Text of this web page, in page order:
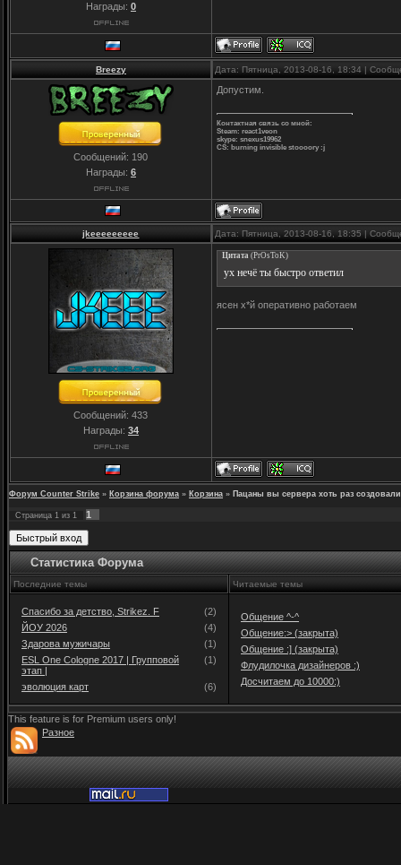
Награды: 0
Breezy Дата: Пятница, 2013-08-16, 18:34 |
Сообщений: 190
Награды: 6
Допустим.
Контактная связь со мной:
Steam: react1veon
skype: snexus19962
CS: burning invisible stoooory :j
jkeeeeeeeee Дата: Пятница, 2013-08-16, 18:35 |
Сообщений:433
Награды: 34
Цитата (PrOsToK)
ух нечё ты быстро ответил
ясен х*й оперативно работаем
Форум Counter Strike » Корзина форума » Корзина » Пацаны вы сервера хоть раз
Страница 1 из 1 1
Статистика Форума
Последние темы Читаемые темы
Спасибо за детство, Strikez. F
(2)
ЙОУ 2026
(4)
Здарова мужичары
(1)
ESL One Cologne 2017 | Групповой
этап |
(1)
эволюция карт (6)
Общение ^-^
Общение:> (закрыта)
Общение :] (закрыта)
Флудилочка дизайнеров :)
Досчитаем до 10000:)
This feature is for Premium users only!
Разное